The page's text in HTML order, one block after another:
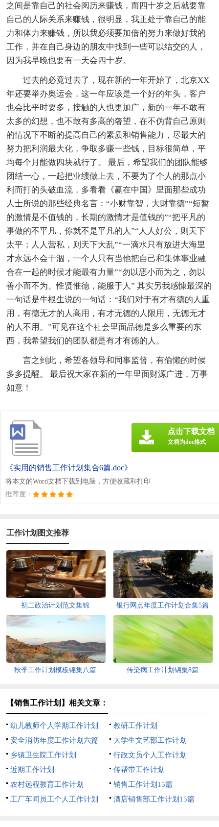
之间是靠自己的社会阅历来赚钱，而四十岁之后就要靠
自己的人际关系来赚钱，很明显，我正处于靠自己的能
力和体力来赚钱，所以我必须要加倍的努力来做好我的
工作，并在自己身边的朋友中找到一些可以结交的人，
因为我早晚也要有一天会四十岁。
过去的必竟过去了，现在新的一年开始了，北京XX
年还要举办奥运会，这一年应该是一个好的年头，客户
也会比平时要多，接触的人也更加广，新的一年不敢有
太多的幻想，也不敢有多高的奢望，在不伪背自己原则
的情况下不断的提高自己的素质和销售能力，尽最大的
努力把利润最大化，争取多赚一些钱，目标很简单，平
均每个月能做四块就行了。 最后，希望我们的团队能够
团结一心，一起把业绩做上去，不要为了个人的那点小
利而打的头破血流，多看看《赢在中国》里面那些成功
人士所说的那些经典名言：“小财靠智，大财靠德”“短暂
的激情是不值钱的，长期的激情才是值钱的”“把平凡的
事做的不平凡，你就不是平凡的人”“人人好公，则天下
太平；人人营私，则天下大乱”“一滴水只有放进大海里
才永远不会干涸，一个人只有当他把自己和集体事业融
合在一起的时候才能最有力量”“勿以恶小而为之，勿以
善小而不为。惟贤惟德，能服于人” 其实另我感慷最深的
一句话是牛根生说的一句话：“我们对于有才有德的人重
用，有德无才的人高用，有才无德的人限用，无德无才
的人不用。”可见在这个社会里面品德是多么重要的东
西，我希望我们的团队都是有才有德的人。
言之到此，希望各领导和同事监督，有偷懒的时候
多多提醒。 最后祝大家在新的一年里面财源广进，万事
如意！
《实用的销售工作计划集合6篇.doc》
将本文的Word文档下载到电脑，方便收藏和打印
推荐度：
点击下载文档
文档为doc格式
工作计划图文推荐
初二政治计划范文集锦 银行网点年度工作计划合集5篇
秋季工作计划模板锦集八篇 传染病工作计划锦集8篇
【销售工作计划】相关文章：
幼儿教师个人学期工作计划
教研工作计划
安全消防年度工作计划六篇
大学生文艺部工作计划
乡镇卫生院工作计划
行政文员个人工作计划
近期工作计划
传帮带工作计划
农村远程教育工作计划
销售工作计划15篇
工厂车间员工个人工作计划
酒店销售部工作计划15篇